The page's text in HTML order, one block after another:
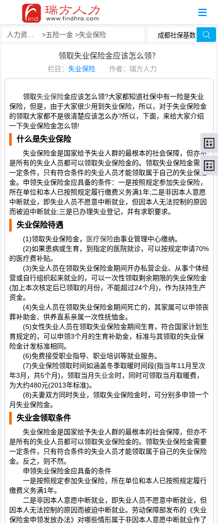
五险一金 失业保险
领取失业保险金应该怎么领？
栏目： 失业保险 作者：瑞方人力
领取失业保险金应该怎么领?大家都知道社保中有一险是失业
保险，但是，由于大家很少用到失业保险，所以，对于失业保险金
的领取大家都不是很清楚应该怎么办?所以，下面，来给大家介绍
一下失业保险金怎么领!
什么是失业保险
失业保险金是国家给予失业人群的最根本的社会保障，但亦不
是所有的失业人员都可以领取失业保险金的。领取失业保险金需要
一定条件，只有符合条件的失业人员才能领取属于自己的失业保险
金。申领失业保险金应具备的条件：一是按照规定参加失业保险，
所在单位和本人已按照规定履行缴费义务满1年;二是非因本人意愿
中断就业，即失业人员不愿意中断就业，但因本人无法控制的原因
而被迫中断就业;三是已办理失业登记，并有求职要求。
失业保险待遇
(1)领取失业保险金， 医疗保险由事业管理中心缴纳。
(2)如果患病或生育，到指定的医院就诊，可以按规定申请70%
的医疗费补贴。
(3)失业人员在领取失业保险金期间开办私营企业、从事个体经
营或自行组织起来就业的，可以一次性领取剩余期限的失业保险金
(加上本次核定后已领取的月份，不能超过24个月)，作为扶持生产
资金。
(4)失业人员在领取失业保险金期间死亡的，其家属可以申领丧
葬补助金、供养直系亲属一次性抚恤金。
(5)女性失业人员在领取失业保险金期间生育，符合国家计划生
育规定的，可以申领3个月的生育补助金，标准与其领取的失业保
险金计发标准相同。
(6)免费接受职业指导、职业培训等就业服务。
(7)失业保险领取时间如涵盖冬季取暖时间段(指当年11月至次
年3月，共5个月)，领取当月失业金时，同时可领取当月取暖费，
为大约480元(2013年标准)。
(8)夫妻双方同时失业，领取失业保险金时，可分别多申领一个
月失业保险金。
失业金领取条件
失业保险金是国家给予失业人群的最根本的社会保障，但亦不
是所有的失业人员都可以领取失业保险金的。领取失业保险金需要
一定条件，只有符合条件的失业人员才能领取属于自己的失业保险
金。反之，则不然。
申领失业保险金应具备的条件
一是按照规定参加失业保险，所在单位和本人已按照规定履行
缴费义务满1年。
二是非因本人意愿中断就业，即失业人员不愿意中断就业，但
因本人无法控制的原因而被迫中断就业。劳动保障部发布的《失业
保险金申领发放办法》对哪些情形属于非因本人意愿中断就业作了